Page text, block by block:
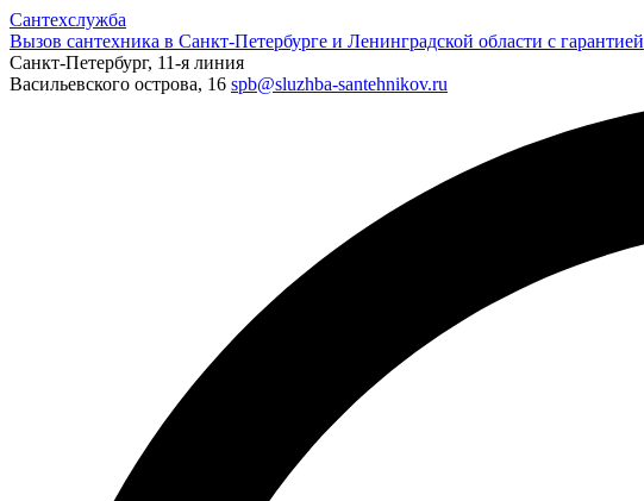
Сантехслужба
Вызов сантехника в Санкт-Петербурге и Ленинградской области с гарантией
Санкт-Петербург, 11-я линия
Васильевского острова, 16 spb@sluzhba-santehnikov.ru